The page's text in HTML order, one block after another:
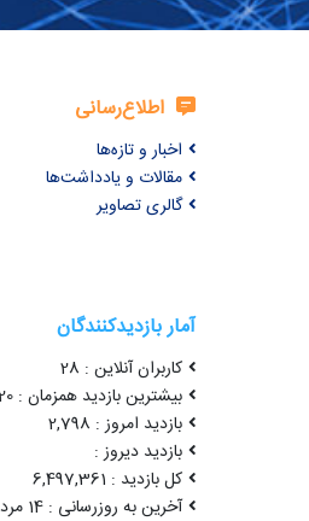
اطلاع‌رسانی
اخبار و تازه‌ها
مقالات و یادداشت‌ها
گالری تصاویر
آمار بازدیدکنندگان
کاربران آنلاین : 28
بیشترین بازدید همزمان : 1020
بازدید امروز : 2,798
بازدید دیروز :
کل بازدید : 6,497,361
آخرین به روزرسانی : 14 مرداد 1405 12:16:52